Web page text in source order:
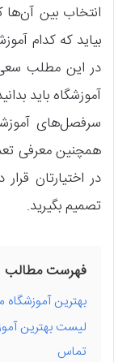
انتخاب بین
بیاید که کدام
در این مطلب سعی
آموزشگاه باید
سرفصل‌های
همچنین معرفی
در اختیارتان
تصمیم بگیرید.
فهرست مطالب
بهترین
لیست بهترین
تماس